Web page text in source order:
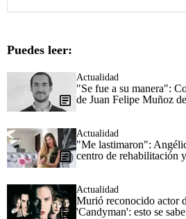
Puedes leer:
Actualidad
"Se fue a su manera":
de Juan Felipe Muñoz
Actualidad
"Me lastimaron":
centro de rehabilitación
Actualidad
Murió reconocido actor
'Candyman': esto se